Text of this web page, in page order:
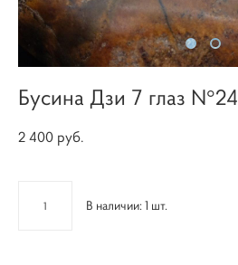
Бусина Дзи 7 глаз N°24
2 400 pуб.
В наличии:1 шт.